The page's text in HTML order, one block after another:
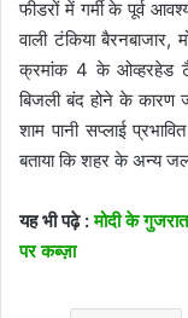
फीडरों में गर्मी के पूर्व
वाली टंकिया बैरनबाजार,
क्रमांक 4 के ओव्हरहेड टैंक
बिजली बंद होने के कारण
शाम पानी सप्लाई
बताया कि शहर के अन्य जल
यह भी पढ़े :मोदी के
पर कब्ज़ा